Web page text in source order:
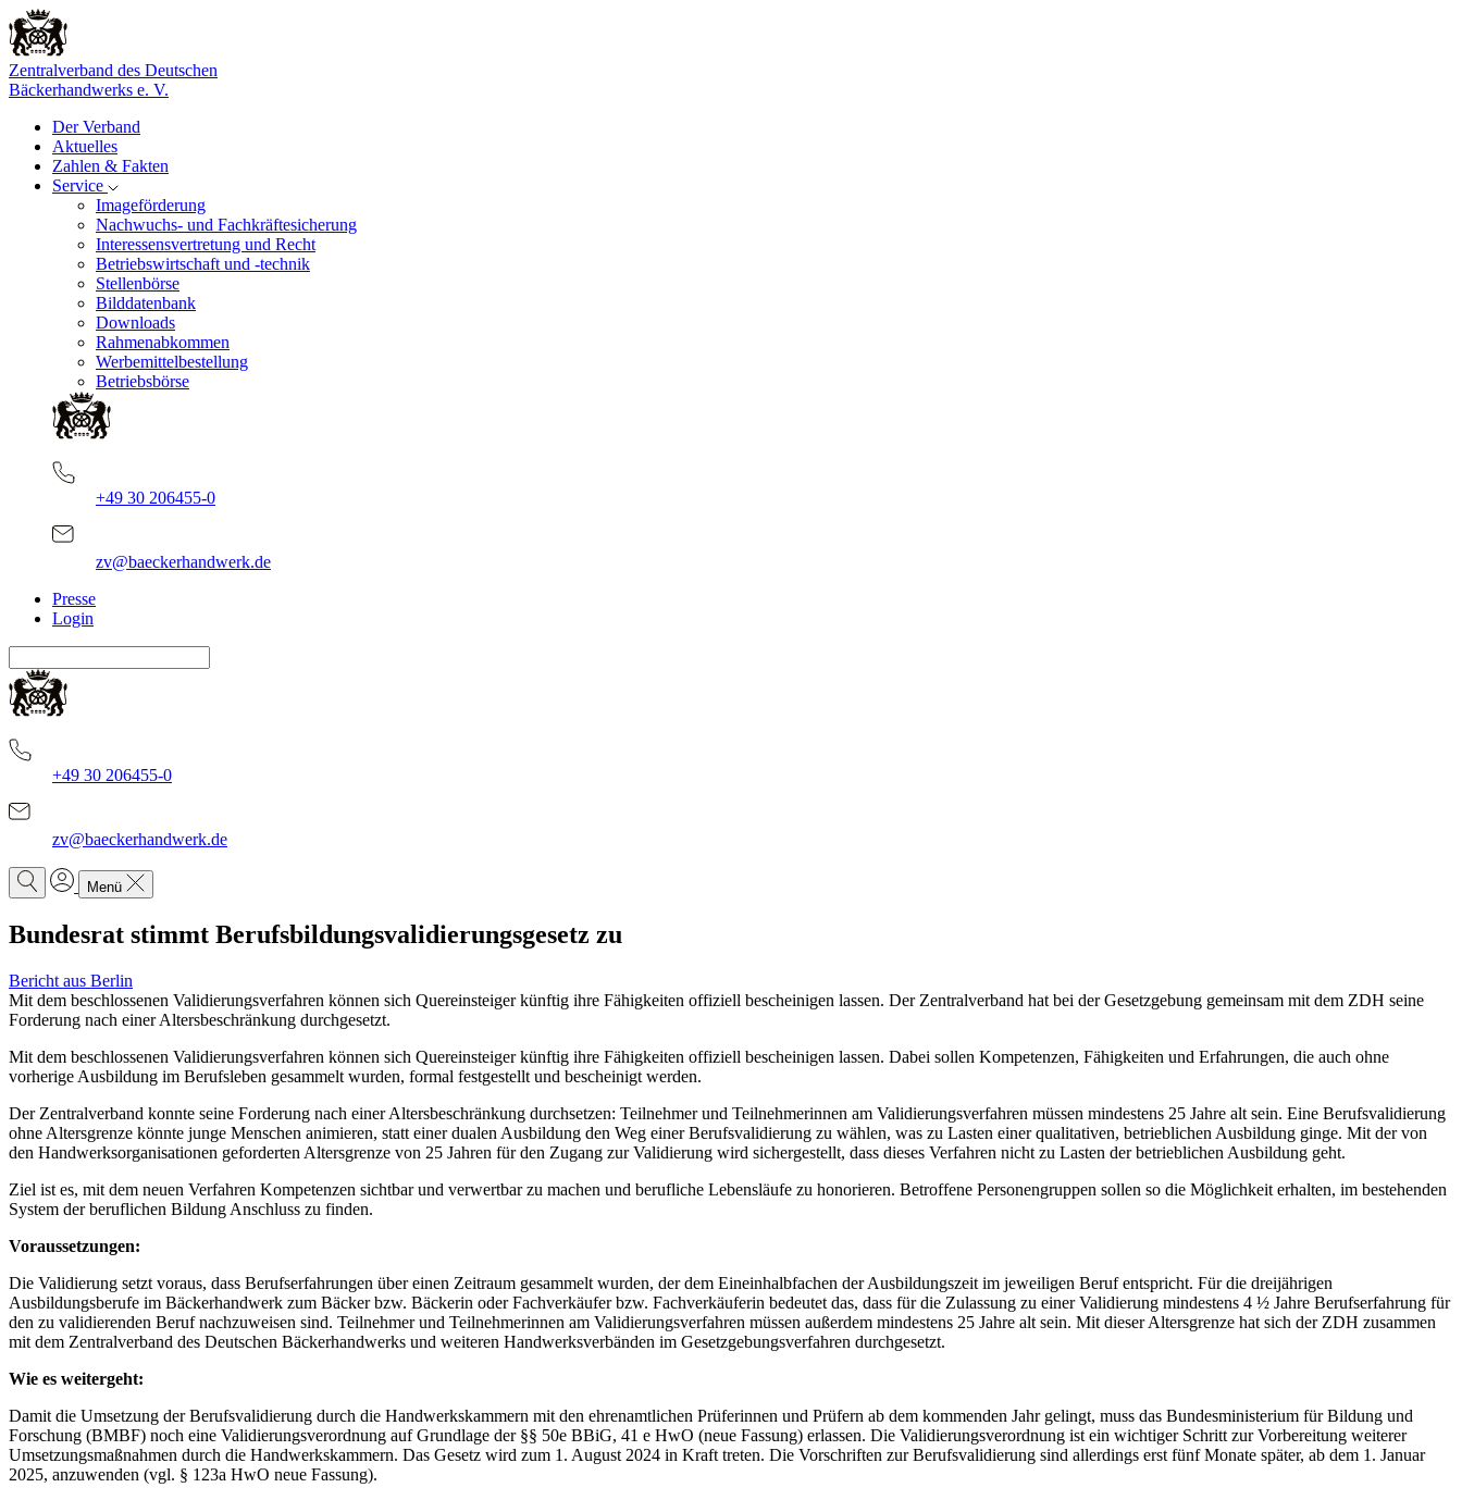
Zentralverband des Deutschen
Bäckerhandwerks e. V.
Der Verband
Aktuelles
Zahlen & Fakten
Service
Imageförderung
Nachwuchs- und Fachkräftesicherung
Interessensvertretung und Recht
Betriebswirtschaft und -technik
Stellenbörse
Bilddatenbank
Downloads
Rahmenabkommen
Werbemittelbestellung
Betriebsbörse
+49 30 206455-0
zv@baeckerhandwerk.de
Presse
Login
+49 30 206455-0
zv@baeckerhandwerk.de
Menü
Bundesrat stimmt Berufsbildungsvalidierungsgesetz zu
Bericht aus Berlin
Mit dem beschlossenen Validierungsverfahren können sich Quereinsteiger künftig ihre Fähigkeiten offiziell bescheinigen lassen. Der Zentralverband hat bei der Gesetzgebung gemeinsam mit dem ZDH seine
Forderung nach einer Altersbeschränkung durchgesetzt.
Mit dem beschlossenen Validierungsverfahren können sich Quereinsteiger künftig ihre Fähigkeiten offiziell bescheinigen lassen. Dabei sollen Kompetenzen, Fähigkeiten und Erfahrungen, die auch ohne
vorherige Ausbildung im Berufsleben gesammelt wurden, formal festgestellt und bescheinigt werden.
Der Zentralverband konnte seine Forderung nach einer Altersbeschränkung durchsetzen: Teilnehmer und Teilnehmerinnen am Validierungsverfahren müssen mindestens 25 Jahre alt sein. Eine Berufsvalidierung
ohne Altersgrenze könnte junge Menschen animieren, statt einer dualen Ausbildung den Weg einer Berufsvalidierung zu wählen, was zu Lasten einer qualitativen, betrieblichen Ausbildung ginge. Mit der von
den Handwerksorganisationen geforderten Altersgrenze von 25 Jahren für den Zugang zur Validierung wird sichergestellt, dass dieses Verfahren nicht zu Lasten der betrieblichen Ausbildung geht.
Ziel ist es, mit dem neuen Verfahren Kompetenzen sichtbar und verwertbar zu machen und berufliche Lebensläufe zu honorieren. Betroffene Personengruppen sollen so die Möglichkeit erhalten, im bestehenden
System der beruflichen Bildung Anschluss zu finden.
Voraussetzungen:
Die Validierung setzt voraus, dass Berufserfahrungen über einen Zeitraum gesammelt wurden, der dem Eineinhalbfachen der Ausbildungszeit im jeweiligen Beruf entspricht. Für die dreijährigen
Ausbildungsberufe im Bäckerhandwerk zum Bäcker bzw. Bäckerin oder Fachverkäufer bzw. Fachverkäuferin bedeutet das, dass für die Zulassung zu einer Validierung mindestens 4 ½ Jahre Berufserfahrung für
den zu validierenden Beruf nachzuweisen sind. Teilnehmer und Teilnehmerinnen am Validierungsverfahren müssen außerdem mindestens 25 Jahre alt sein. Mit dieser Altersgrenze hat sich der ZDH zusammen
mit dem Zentralverband des Deutschen Bäckerhandwerks und weiteren Handwerksverbänden im Gesetzgebungsverfahren durchgesetzt.
Wie es weitergeht:
Damit die Umsetzung der Berufsvalidierung durch die Handwerkskammern mit den ehrenamtlichen Prüferinnen und Prüfern ab dem kommenden Jahr gelingt, muss das Bundesministerium für Bildung und
Forschung (BMBF) noch eine Validierungsverordnung auf Grundlage der §§ 50e BBiG, 41 e HwO (neue Fassung) erlassen. Die Validierungsverordnung ist ein wichtiger Schritt zur Vorbereitung weiterer
Umsetzungsmaßnahmen durch die Handwerkskammern. Das Gesetz wird zum 1. August 2024 in Kraft treten. Die Vorschriften zur Berufsvalidierung sind allerdings erst fünf Monate später, ab dem 1. Januar
2025, anzuwenden (vgl. § 123a HwO neue Fassung).